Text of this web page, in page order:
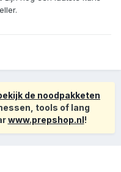
de noodpakketen
tools of lang
www.prepshop.nl!